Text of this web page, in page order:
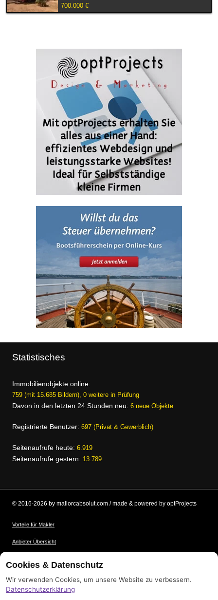
700.000 €
Statistisches
Immobilienobjekte online:
759 (mit 15.685 Bildern), 0 weitere in Prüfung
Davon in den letzten 24 Stunden neu: 6 neue Objekte
Registrierte Benutzer: 697 (Privat & Gewerblich)
Seitenaufrufe heute: 6.919
Seitenaufrufe gestern: 13.789
© 2016-2026 by mallorcabsolut.com / made & powered by optProjects
Vorteile für Makler
Anbieter Übersicht
Bildnachweis
Cookies & Datenschutz
Wir verwenden Cookies, um unsere Website zu verbessern.
Datenschutzerklärung